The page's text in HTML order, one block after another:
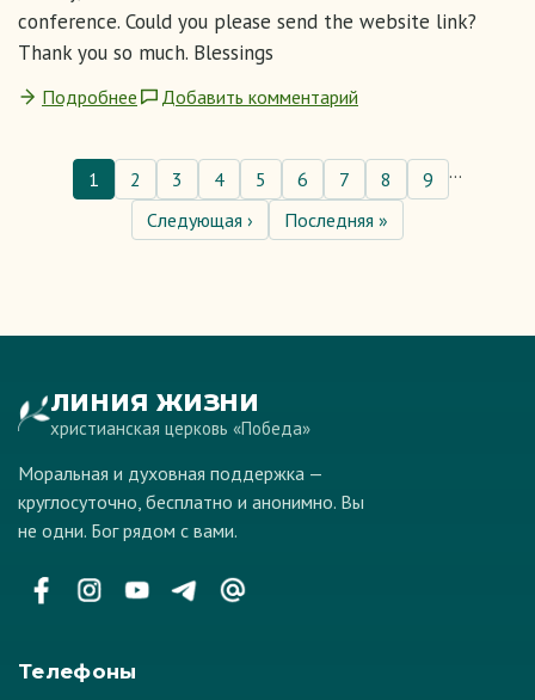
conference. Could you please send the website link?
Thank you so much. Blessings
Подробнее Добавить комментарий
Нумерация
Страница
1 Страница
2 Страница
3 Страница
4 Страница
5 Страница
6 Страница
7 Страница
8 Страница
9 …
Следующая
страница
Следующая ›
Последняя
страница
Последняя »
ЛИНИЯ ЖИЗНИ
христианская церковь «Победа»
Моральная и духовная поддержка —
круглосуточно, бесплатно и анонимно. Вы
не одни. Бог рядом с вами.
Телефоны